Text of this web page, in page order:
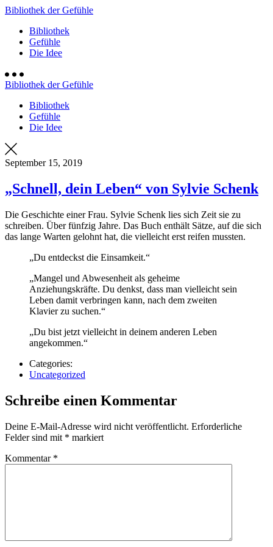
Bibliothek der Gefühle
Bibliothek
Gefühle
Die Idee
Bibliothek der Gefühle
Bibliothek
Gefühle
Die Idee
September 15, 2019
„Schnell, dein Leben“ von Sylvie Schenk
Die Geschichte einer Frau. Sylvie Schenk lies sich Zeit sie zu
schreiben. Über fünfzig Jahre. Das Buch enthält Sätze, auf die sich
das lange Warten gelohnt hat, die vielleicht erst reifen mussten.
„Du entdeckst die Einsamkeit.“
„Mangel und Abwesenheit als geheime
Anziehungskräfte. Du denkst, dass man vielleicht sein
Leben damit verbringen kann, nach dem zweiten
Klavier zu suchen.“
„Du bist jetzt vielleicht in deinem anderen Leben
angekommen.“
Categories:
Uncategorized
Schreibe einen Kommentar
Deine E-Mail-Adresse wird nicht veröffentlicht. Erforderliche
Felder sind mit * markiert
Kommentar *